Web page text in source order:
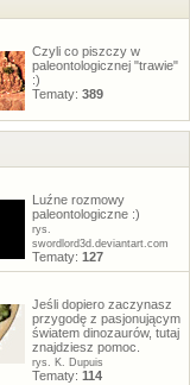
Czyli co piszczy w
paleontologicznej "trawie"
:)
Tematy: 389
Luźne rozmowy
paleontologiczne :)
rys.
swordlord3d.deviantart.com
Tematy: 127
Jeśli dopiero zaczynasz
przygodę z pasjonującym
światem dinozaurów, tutaj
znajdziesz pomoc.
rys. K. Dupuis
Tematy: 114